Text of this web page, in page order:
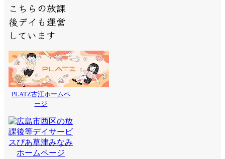
こちらの放課
後デイも運営
しています
PLATZ古江ホームペ
ージ